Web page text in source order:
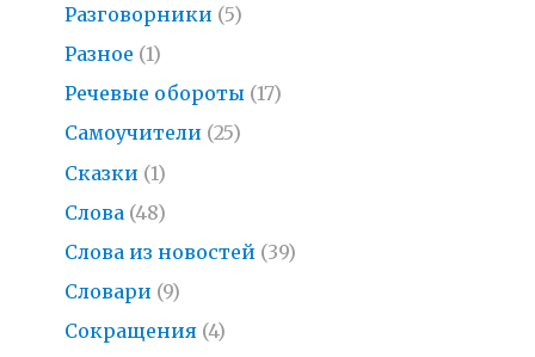
Разговорники (5)
Разное (1)
Речевые обороты (17)
Самоучители (25)
Сказки (1)
Слова (48)
Слова из новостей (39)
Словари (9)
Сокращения (4)